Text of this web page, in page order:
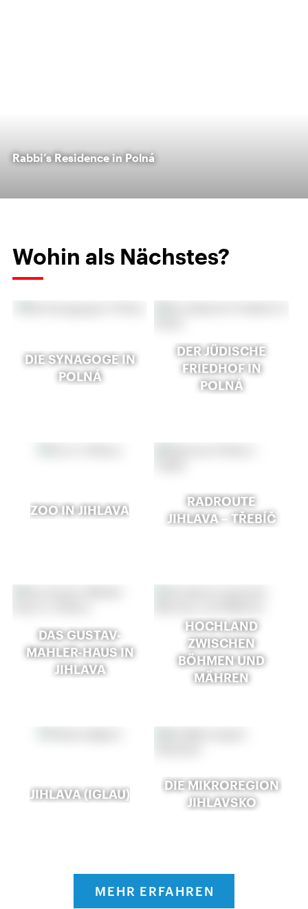
Rabbi’s Residence in Polná
Wohin als Nächstes?
DIE SYNAGOGE IN
POLNÁ
DER JÜDISCHE
FRIEDHOF IN
POLNÁ
ZOO IN JIHLAVA
RADROUTE
JIHLAVA – TŘEBÍČ
DAS GUSTAV-
MAHLER-HAUS IN
JIHLAVA
HOCHLAND
ZWISCHEN
BÖHMEN UND
MÄHREN
JIHLAVA (IGLAU)
DIE MIKROREGION
JIHLAVSKO
MEHR ERFAHREN